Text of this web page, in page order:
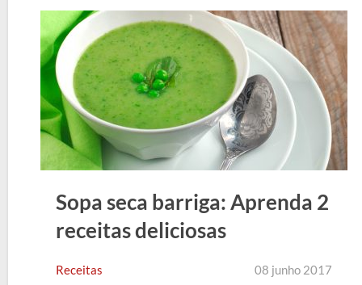
Sopa seca barriga: Aprenda 2
receitas deliciosas
Receitas 08 junho 2017